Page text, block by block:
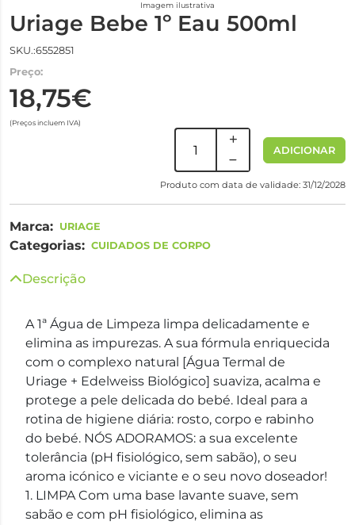
Imagem ilustrativa
Uriage Bebe 1º Eau 500ml
SKU.:6552851
Preço:
18,75€
(Preços incluem IVA)
ADICIONAR
Produto com data de validade: 31/12/2028
Marca: URIAGE
Categorias: CUIDADOS DE CORPO
Descrição
A 1ª Água de Limpeza limpa delicadamente e
elimina as impurezas. A sua fórmula enriquecida
com o complexo natural [Água Termal de
Uriage + Edelweiss Biológico] suaviza, acalma e
protege a pele delicada do bebé. Ideal para a
rotina de higiene diária: rosto, corpo e rabinho
do bebé. NÓS ADORAMOS: a sua excelente
tolerância (pH fisiológico, sem sabão), o seu
aroma icónico e viciante e o seu novo doseador!
1. LIMPA Com uma base lavante suave, sem
sabão e com pH fisiológico, elimina as